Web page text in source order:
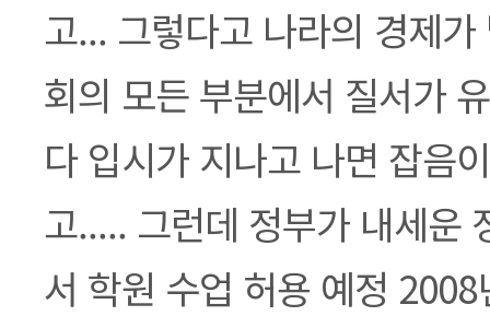
고... 그렇다고 나라의 경제
회의 모든 부분에서 질서가
다 입시가 지나고 나면 잡음
고..... 그런데 정부가 내세운
서 학원 수업 허용 예정